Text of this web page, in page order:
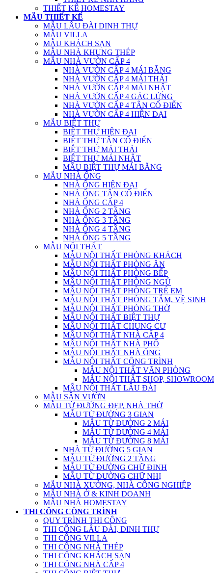
THIẾT KẾ HOMESTAY
MẪU THIẾT KẾ
MẪU LÂU ĐÀI DINH THỰ
MẪU VILLA
MẪU KHÁCH SẠN
MẪU NHÀ KHUNG THÉP
MẪU NHÀ VƯỜN CẤP 4
NHÀ VƯỜN CẤP 4 MÁI BẰNG
NHÀ VƯỜN CẤP 4 MÁI THÁI
NHÀ VƯỜN CẤP 4 MÁI NHẬT
NHÀ VƯỜN CẤP 4 GÁC LỬNG
NHÀ VƯỜN CẤP 4 TÂN CỔ ĐIỂN
NHÀ VƯỜN CẤP 4 HIỆN ĐẠI
MẪU BIỆT THỰ
BIỆT THỰ HIỆN ĐẠI
BIỆT THỰ TÂN CỔ ĐIỂN
BIỆT THỰ MÁI THÁI
BIỆT THỰ MÁI NHẬT
MẪU BIỆT THỰ MÁI BẰNG
MẪU NHÀ ỐNG
NHÀ ỐNG HIỆN ĐẠI
NHÀ ỐNG TÂN CỔ ĐIỂN
NHÀ ỐNG CẤP 4
NHÀ ỐNG 2 TẦNG
NHÀ ỐNG 3 TẦNG
NHÀ ỐNG 4 TẦNG
NHÀ ỐNG 5 TẦNG
MẪU NỘI THẤT
MẪU NỘI THẤT PHÒNG KHÁCH
MẪU NỘI THẤT PHÒNG ĂN
MẪU NỘI THẤT PHÒNG BẾP
MẪU NỘI THẤT PHÒNG NGỦ
MẪU NỘI THẤT PHÒNG TRẺ EM
MẪU NỘI THẤT PHÒNG TẮM, VỆ SINH
MẪU NỘI THẤT PHÒNG THỜ
MẪU NỘI THẤT BIỆT THỰ
MẪU NỘI THẤT CHUNG CƯ
MẪU NỘI THẤT NHÀ CẤP 4
MẪU NỘI THẤT NHÀ PHỐ
MẪU NỘI THẤT NHÀ ỐNG
MẪU NỘI THẤT CÔNG TRÌNH
MẪU NỘI THẤT VĂN PHÒNG
MẪU NỘI THẤT SHOP, SHOWROOM
MẪU NỘI THẤT LÂU ĐÀI
MẪU SÂN VƯỜN
MẪU TỪ ĐƯỜNG ĐẸP, NHÀ THỜ
MẪU TỪ ĐƯỜNG 3 GIAN
MẪU TỪ ĐƯỜNG 2 MÁI
MẪU TỪ ĐƯỜNG 4 MÁI
MẪU TỪ ĐƯỜNG 8 MÁI
NHÀ TỪ ĐƯỜNG 5 GIAN
MẪU TỪ ĐƯỜNG 2 TẦNG
MẪU TỪ ĐƯỜNG CHỮ ĐINH
MẪU TỪ ĐƯỜNG CHỮ NHỊ
MẪU NHÀ XƯỞNG, NHÀ CÔNG NGHIỆP
MẪU NHÀ Ở & KINH DOANH
MẪU NHÀ HOMESTAY
THI CÔNG CÔNG TRÌNH
QUY TRÌNH THI CÔNG
THI CÔNG LÂU ĐÀI, DINH THỰ
THI CÔNG VILLA
THI CÔNG NHÀ THÉP
THI CÔNG KHÁCH SẠN
THI CÔNG NHÀ CẤP 4